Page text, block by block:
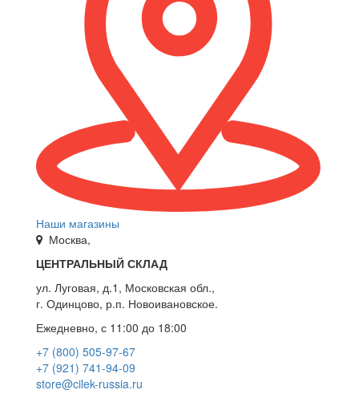
Наши магазины
Москва,
ЦЕНТРАЛЬНЫЙ СКЛАД
ул. Луговая, д.1, Московская обл.,
г. Одинцово, р.п. Новоивановское.
Ежедневно, с 11:00 до 18:00
+7 (800) 505-97-67
+7 (921) 741-94-09
store@cilek-russia.ru